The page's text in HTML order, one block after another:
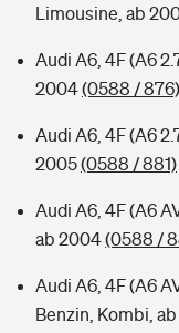
Limousine, ab
Audi A6, 4F (A6
2004(0588 / 876)
Audi A6, 4F (A6
2005(0588 / 881)
Audi A6, 4F (A6
ab 2004(0588 /
Audi A6, 4F (A6
Benzin, Kombi,